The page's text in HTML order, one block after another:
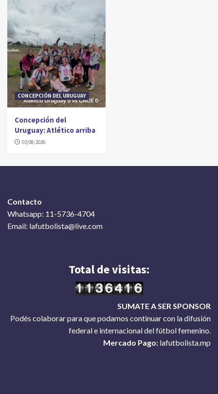
CONCEPCIÓN DEL URUGUAY
Concepción del
Uruguay: Atlético arriba
03/08/2026
Contacto
Whatsapp: 11-5736-4704
Email: lafutbolista@live.com
Total de visitas:
SUMATE A SER SPONSOR
Podés colaborar para que podamos continuar con la difusión
federal e internacional del fútbol femenino.
Mercado Pago: lafutbolista.mp